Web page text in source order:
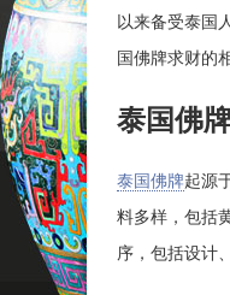
以来备受泰国
国佛牌求财的
泰国佛
泰国佛牌起源
料多样，包括
序，包括设计